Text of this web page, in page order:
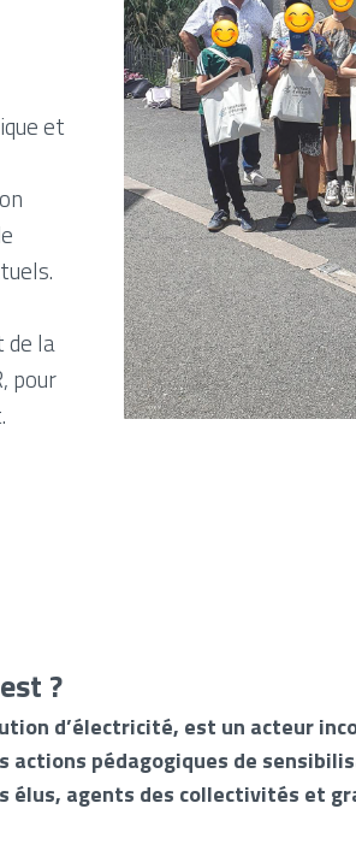
et
de la
pour
?
d’électricité, est un acteur
pédagogiques de
agents des collectivités et